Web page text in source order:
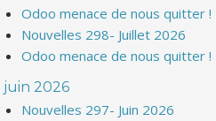
Odoo menace de nous quitter !
Nouvelles 298- Juillet 2026
Odoo menace de nous quitter !
juin 2026
Nouvelles 297- Juin 2026